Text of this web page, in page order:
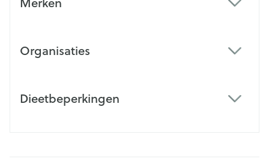
Organisaties
Dieetbeperkingen